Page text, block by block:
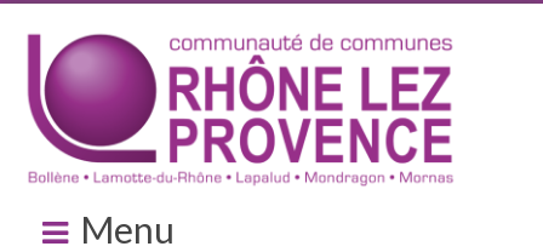
Menu